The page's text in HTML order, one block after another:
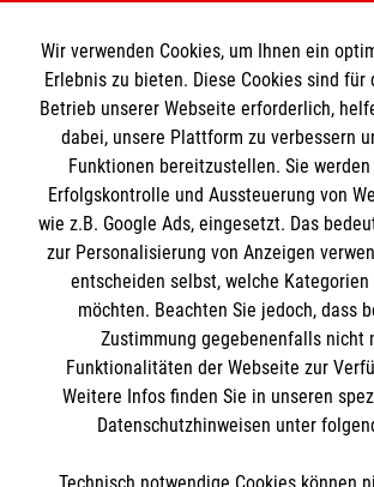
Angebote und Leistungen
Unsere Kurse
Mitarbeiten
Informationen
Kontakt
Pressestelle
Impressum
Datenschutz
Malteser online
Malteserorden
Malteser Jugend
Malteser International
Sharepoint
Spendenkonto
Empfänger: Malteser Hilfsdienst e.V.
Soziale Netzwerke
Wir verwenden Cookies, um Ihnen ein
Erlebnis zu bieten. Diese Cookies sind für
Betrieb unserer Webseite erforderlich,
dabei, unsere Plattform zu verbessern
Funktionen bereitzustellen. Sie
Erfolgskontrolle und Aussteuerung von
wie z.B. Google Ads, eingesetzt. Das
zur Personalisierung von Anzeigen
entscheiden selbst, welche Kategorien
möchten. Beachten Sie jedoch, dass
Zustimmung gegebenenfalls nicht
Funktionalitäten der Webseite zur
Weitere Infos finden Sie in unseren
Datenschutzhinweisen unter